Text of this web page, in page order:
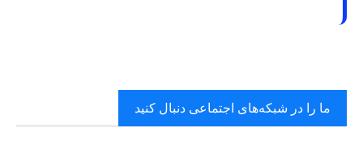
ما را در شبکه‌های اجتماعی دنبال کنید